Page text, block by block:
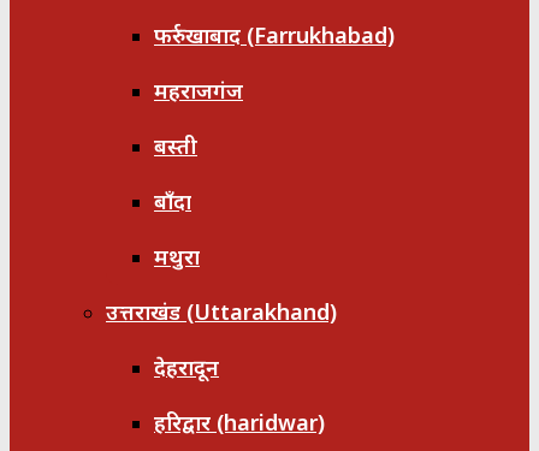
फर्रुखाबाद (Farrukhabad)
महराजगंज
बस्ती
बाँदा
मथुरा
उत्तराखंड (Uttarakhand)
देहरादून
हरिद्वार (haridwar)